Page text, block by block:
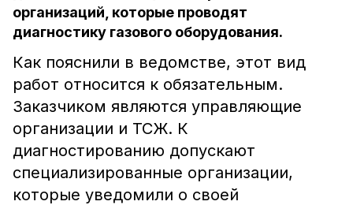
организаций, которые проводят
диагностику газового оборудования.
Как пояснили в ведомстве, этот вид
работ относится к обязательным.
Заказчиком являются управляющие
организации и ТСЖ. К
диагностированию допускают
специализированные организации,
которые уведомили о своей